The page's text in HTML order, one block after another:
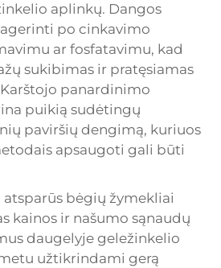
aplinkų. Dangos
po cinkavimo
ar fosfatavimu, kad
sukibimas ir pratęsiamas
panardinimo
puikią sudėtingų
paviršių dengimą, kuriuos
apsaugoti gali būti
bėgių žymekliai
kainos ir našumo sąnaudų
daugelyje geležinkelio
užtikrindami gerą